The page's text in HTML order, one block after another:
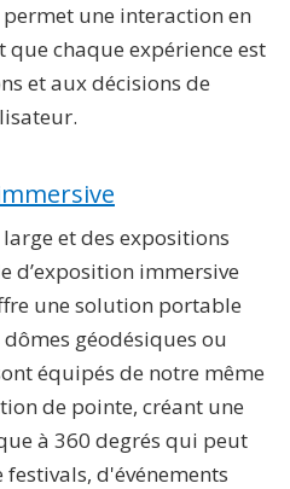
une interaction en
chaque expérience est
et aux décisions de
et des expositions
d’exposition immersive
une solution portable
géodésiques ou
équipés de notre même
de pointe, créant une
à 360 degrés qui peut
d'événements